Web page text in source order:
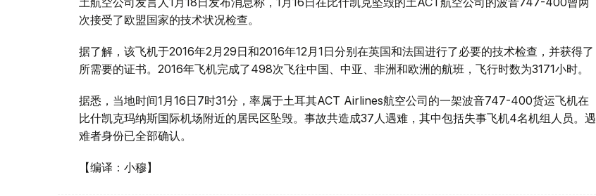
次接受了欧盟国家的技术状况检查。
据了解，该飞机于2016年2月29日和2016年12月1日分别在英国和法国进行了必要的技术检查，并获得了
所需要的证书。2016年飞机完成了498次飞往中国、中亚、非洲和欧洲的航班，飞行时数为3171小时。
据悉，当地时间1月16日7时31分，率属于土耳其ACT Airlines航空公司的一架波音747-400货运飞机在
比什凯克玛纳斯国际机场附近的居民区坠毁。事故共造成37人遇难，其中包括失事飞机4名机组人员。遇
难者身份已全部确认。
【编译：小穆】